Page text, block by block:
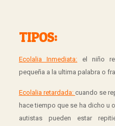
TIPOS:
Ecolalia Inmediata: el niño
pequeña a la ultima palabra o
Ecolalia retardada: cuando se
hace tiempo que se ha dicho u
autistas pueden estar